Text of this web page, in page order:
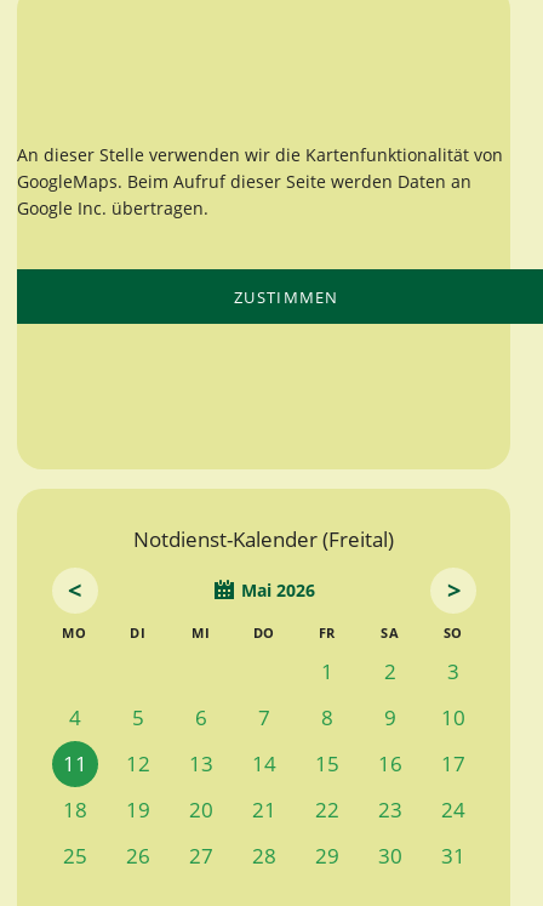
An dieser Stelle verwenden wir die Kartenfunktionalität von
GoogleMaps. Beim Aufruf dieser Seite werden Daten an
Google Inc. übertragen.
ZUSTIMMEN
Notdienst-Kalender (Freital)
< Mai 2026 >
MO DI MI DO FR SA SO
1 2
3
4
5 6 7 8 9
10
11
12 13 14 15 16
17
18
19 20 21 22 23
24
25
26 27 28 29 30 31